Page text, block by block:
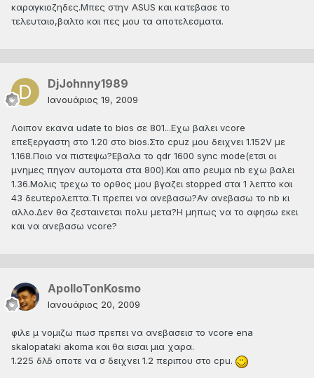
καραγκιοζηδες.Μπες στην ASUS και κατεβασε το
τελευταιο,βαλτο και πες μου τα αποτελεσματα.
DjJohnny1989
Ιανουάριος 19, 2009
Λοιπον εκανα udate to bios σε 801...Εχω βαλει vcore
επεξεργαστη στο 1.20 στο bios.Στο cpuz μου δειχνει 1.152V με
1.168.Ποιο να πιστεψω?Εβαλα το qdr 1600 sync mode(ετσι οι
μνημες πηγαν αυτοματα στα 800).Και απο ρευμα nb εχω βαλει
1.36.Μολις τρεχω το ορθος μου βγαζει stopped στα 1 λεπτο και
43 δευτερολεπτα.Τι πρεπει να ανεβασω?Αν ανεβασω το nb κι
αλλο.Δεν θα ζεσταινεται πολυ μετα?Η μηπως να το αφησω εκει
και να ανεβασω vcore?
ApolloTonKosmo
Ιανουάριος 20, 2009
φιλε μ νομιζω πωσ πρεπει να ανεβασεισ το vcore ena
skalopataki akoma και θα εισαι μια χαρα.
1.225 δλδ οποτε να σ δειχνει 1.2 περιπου στο cpu.